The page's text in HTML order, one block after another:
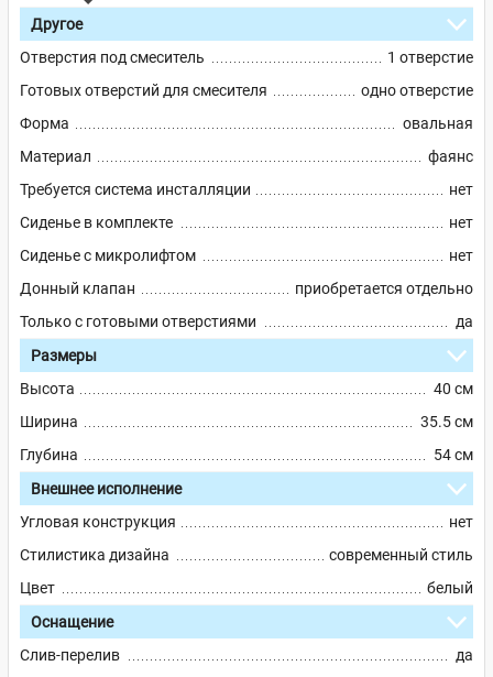
Другое
Отверстия под смеситель
1 отверстие
Готовых отверстий для смесителя
одно отверстие
Форма
овальная
Материал
фаянс
Требуется система инсталляции
нет
Сиденье в комплекте
нет
Сиденье с микролифтом
нет
Донный клапан
приобретается отдельно
Только с готовыми отверстиями
да
Размеры
Высота
40 см
Ширина
35.5 см
Глубина
54 см
Внешнее исполнение
Угловая конструкция
нет
Стилистика дизайна
современный стиль
Цвет
белый
Оснащение
Слив-перелив
да